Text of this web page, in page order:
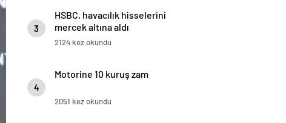
3
HSBC, havacılık hisselerini
mercek altına aldı
2124 kez okundu
4
Motorine 10 kuruş zam
2051 kez okundu